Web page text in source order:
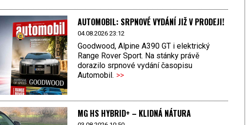
AUTOMOBIL: SRPNOVÉ VYDÁNÍ JIŽ V PRODEJI!
04.08.2026 23:12
Goodwood, Alpine A390 GT i elektrický
Range Rover Sport. Na stánky právě
dorazilo srpnové vydání časopisu
Automobil. >>
MG HS HYBRID+ – KLIDNÁ NÁTURA